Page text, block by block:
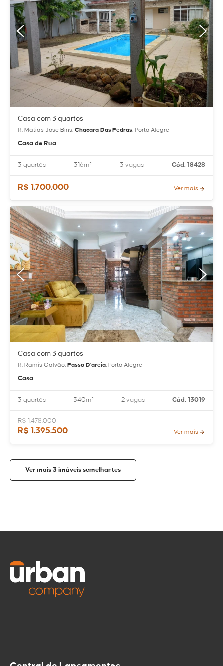
Casa com 3 quartos
R. Matias José Bins, Chácara Das Pedras, Porto Alegre
Casa de Rua
3 quartos 316m² 3 vagas Cód. 18428
R$ 1.700.000 Ver mais
Casa com 3 quartos
R. Ramis Galvão, Passo D'areia, Porto Alegre
Casa
3 quartos 340m² 2 vagas Cód. 13019
R$ 1.478.000
R$ 1.395.500 Ver mais
Ver mais 3 imóveis semelhantes
Compartilhar
imóvel
WhatsApp
Tirar dúvidas